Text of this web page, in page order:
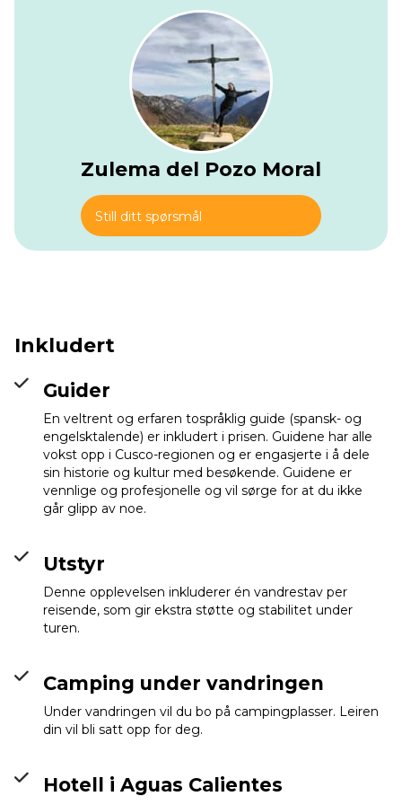
underjordisk stein-grill. Etter å ha begravet maten, besøker
du de økologiske kaffegårdene og lager din egen kopp.
Matlagingen tar omtrent 45 minutter; deretter setter du
deg ned for å nyte de forskjellige delikatessene som cuy
(marsvin) og ulike typer poteter, frukt og grønnsaker
tilberedt som en lokal.
Når du er mett og har fått ny energi, gjør deg klar for en 3-
timers klatring langs den gamle Inka-stien til Llaqtapata, en
liten Inka-citadellet beliggende på en fjelltopp på 2,750 m,
hvor du vil få det første glimt av Machu Picchu på avstand.
Dette stedet ble oppdaget av Hiram Bingham i 1911 og
gikk tapt igjen inntil nylig. Du vil campe rett foran Machu
Picchu; når du åpner teltet, kan du se soloppgangen og
Llactapata campsite
Zulema del Pozo Moral
Still ditt spørsmål
Inkludert
Guider
En veltrent og erfaren tospråklig guide (spansk- og
engelsktalende) er inkludert i prisen. Guidene har alle
vokst opp i Cusco-regionen og er engasjerte i å dele
sin historie og kultur med besøkende. Guidene er
vennlige og profesjonelle og vil sørge for at du ikke
går glipp av noe.
Utstyr
Denne opplevelsen inkluderer én vandrestav per
reisende, som gir ekstra støtte og stabilitet under
turen.
Camping under vandringen
Under vandringen vil du bo på campingplasser. Leiren
din vil bli satt opp for deg.
Hotell i Aguas Calientes